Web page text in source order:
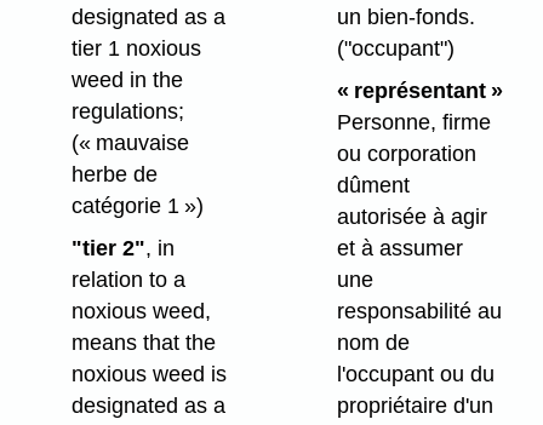
designated as a
tier 1 noxious
weed in the
regulations;
(« mauvaise
herbe de
catégorie 1 »)
"tier 2", in
relation to a
noxious weed,
means that the
noxious weed is
designated as a
un bien-fonds.
("occupant")
« représentant »
Personne, firme
ou corporation
dûment
autorisée à agir
et à assumer
une
responsabilité au
nom de
l'occupant ou du
propriétaire d'un